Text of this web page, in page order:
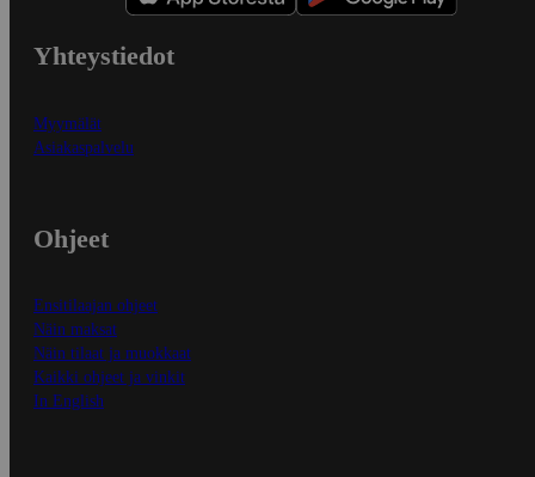
Yhteystiedot
Myymälät
Asiakaspalvelu
Ohjeet
Ensitilaajan ohjeet
Näin maksat
Näin tilaat ja muokkaat
Kaikki ohjeet ja vinkit
In English